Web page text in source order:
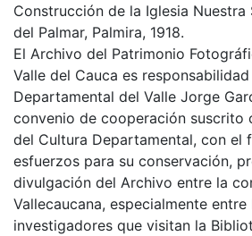
Construcción de la Iglesia Nuestra
del Palmar, Palmira, 1918.
El Archivo del Patrimonio
Valle del Cauca es
Departamental del Valle Jorge
convenio de cooperación suscrito
del Cultura Departamental, con el
esfuerzos para su conservación,
divulgación del Archivo entre la
Vallecaucana, especialmente
investigadores que visitan la